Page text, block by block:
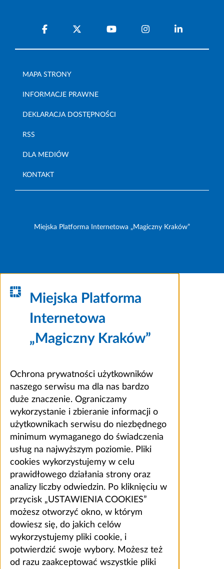
MAPA STRONY
INFORMACJE PRAWNE
DEKLARACJA DOSTĘPNOŚCI
RSS
DLA MEDIÓW
KONTAKT
Miejska Platforma Internetowa „Magiczny Kraków”
Miejska Platforma
Internetowa
„Magiczny Kraków”
Ochrona prywatności użytkowników
naszego serwisu ma dla nas bardzo
duże znaczenie. Ograniczamy
wykorzystanie i zbieranie informacji o
użytkownikach serwisu do niezbędnego
minimum wymaganego do świadczenia
usług na najwyższym poziomie. Pliki
cookies wykorzystujemy w celu
prawidłowego działania strony oraz
analizy liczby odwiedzin. Po kliknięciu w
przycisk „USTAWIENIA COOKIES”
możesz otworzyć okno, w którym
dowiesz się, do jakich celów
wykorzystujemy pliki cookie, i
potwierdzić swoje wybory. Możesz też
od razu zaakceptować wszystkie pliki